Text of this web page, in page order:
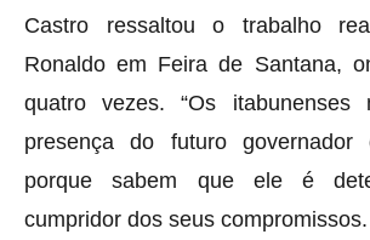
Castro ressaltou o trabalho
Ronaldo em Feira de Santana,
quatro vezes. “Os itabunenses
presença do futuro
porque sabem que ele é
cumpridor dos seus